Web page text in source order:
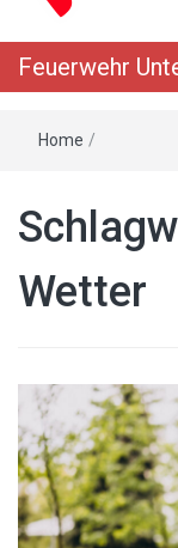
Feuerwehr
Home /
Wetter